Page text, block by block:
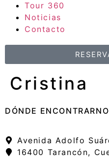
Tour 360
Noticias
Contacto
Cristina
DÓNDE
Avenida Adolfo
16400 Tarancón,